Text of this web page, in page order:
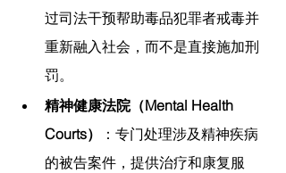
过司法干预帮助毒品犯罪者戒毒并
重新融入社会，而不是直接施加刑
罚。
精神健康法院（Mental Health
Courts）
：专门处理涉及精神疾病
的被告案件，提供治疗和康复服